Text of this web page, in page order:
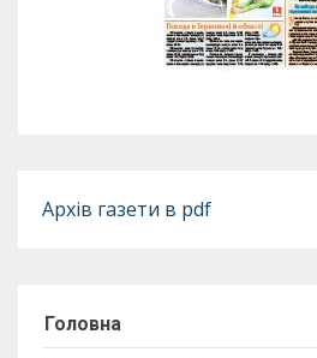
Архів газети в pdf
Головна